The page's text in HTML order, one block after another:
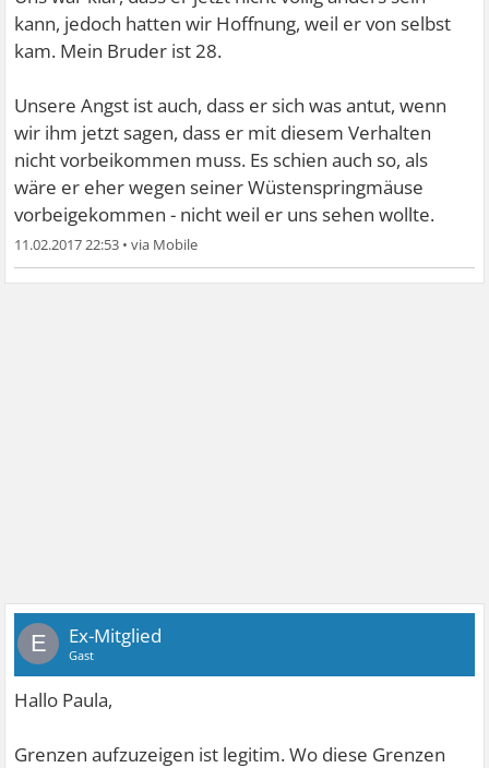
kann, jedoch hatten wir Hoffnung, weil er von selbst
kam. Mein Bruder ist 28.
Unsere Angst ist auch, dass er sich was antut, wenn
wir ihm jetzt sagen, dass er mit diesem Verhalten
nicht vorbeikommen muss. Es schien auch so, als
wäre er eher wegen seiner Wüstenspringmäuse
vorbeigekommen - nicht weil er uns sehen wollte.
11.02.2017 22:53 •
E Ex-Mitglied
Gast
Hallo Paula,
Grenzen aufzuzeigen ist legitim. Wo diese Grenzen